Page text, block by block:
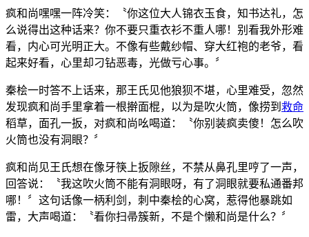
疯和尚嘿嘿一阵冷笑：〝你这位大人锦衣玉食，知书达礼，怎
么说得出这种话来？你不要只重衣衫不重人哪！别看我外形难
看，内心可光明正大。不像有些戴纱帽、穿大红袍的老爷，看
起来好看，心里却刁钻恶毒，光做亏心事。〞
秦桧一时答不上话来，那王氏见他狼狈不堪，心里难受，忽然
发现疯和尚手里拿着一根擀面棍，以为是吹火筒，像捞到 救命
稻草，面孔一扳，对疯和尚吆喝道：〝你别装疯卖傻！怎么吹
火筒也没有洞眼？〞
疯和尚见王氏想在像牙筷上扳隙丝，不禁从鼻孔里哼了一声，
回答说：〝我这吹火筒不能有洞眼呀，有了洞眼就要私通番邦
哪！〞这句话像一柄利剑，刺中秦桧的心窝，惹得他暴跳如
雷，大声喝道：〝看你扫帚簇新，不是个懒和尚是什么？〞